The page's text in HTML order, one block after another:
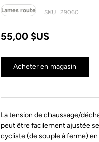
Lames route SKU | 29060
55,00 $US
Acheter en magasin
La tension de chaussage/
peut être facilement ajustée
cycliste (de souple à ferme)